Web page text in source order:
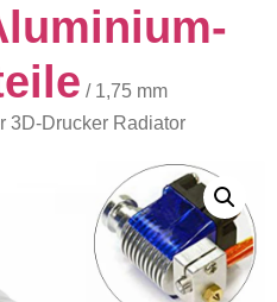
/ 1,75 mm
3D-Drucker Radiator